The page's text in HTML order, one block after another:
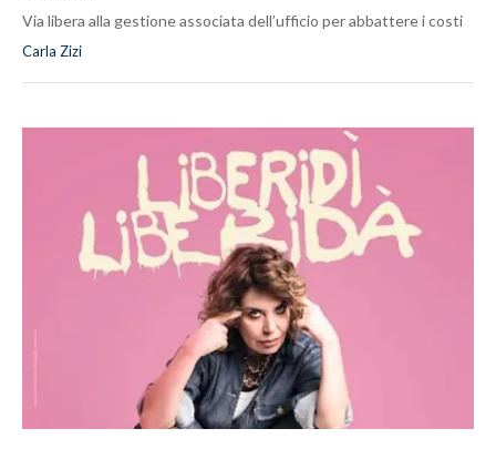
Via libera alla gestione associata dell’ufficio per abbattere i costi
Carla Zizi